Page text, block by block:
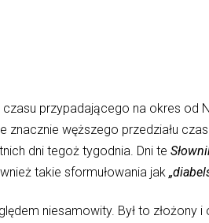
przypadającego na okres od
węższego przedziału
dni tegoż tygodnia. Dni te
takie sformułowania jak
niesamowity. Był to